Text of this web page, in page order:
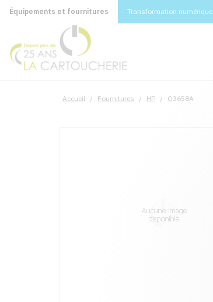
Équipements et fournitures Transformation numérique
Accueil / Fournitures / HP / Q3658A